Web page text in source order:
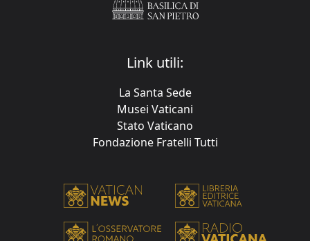
Link utili:
La Santa Sede
Musei Vaticani
Stato Vaticano
Fondazione Fratelli Tutti